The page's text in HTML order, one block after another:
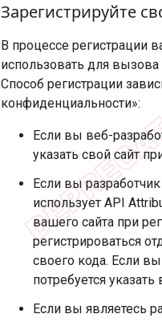
Зарегистрируйте
В процессе регистрации
использовать для вызова
Способ регистрации
конфиденциальности»:
Если вы веб-
указать свой сайт
Если вы
использует API
вашего сайта при
регистрироваться
своего кода. Если
потребуется
Если вы являетесь